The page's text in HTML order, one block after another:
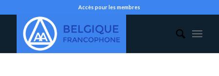
Accès pour les membres